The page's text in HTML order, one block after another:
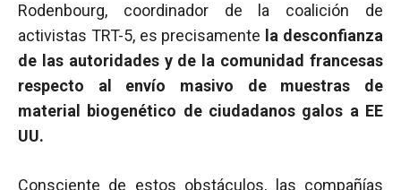
Rodenbourg, coordinador de la coalición de
activistas TRT-5, es precisamente la desconfianza
de las autoridades y de la comunidad francesas
respecto al envío masivo de muestras de
material biogenético de ciudadanos galos a EE
UU.
Consciente de estos obstáculos, las compañías